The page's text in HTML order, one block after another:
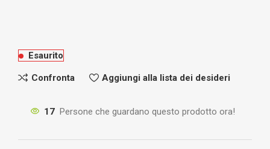
Esaurito
Confronta Aggiungi alla lista dei desideri
17 Persone che guardano questo prodotto ora!